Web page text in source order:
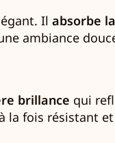
Il absorbe
ambiance
brillance qui
la fois résistant